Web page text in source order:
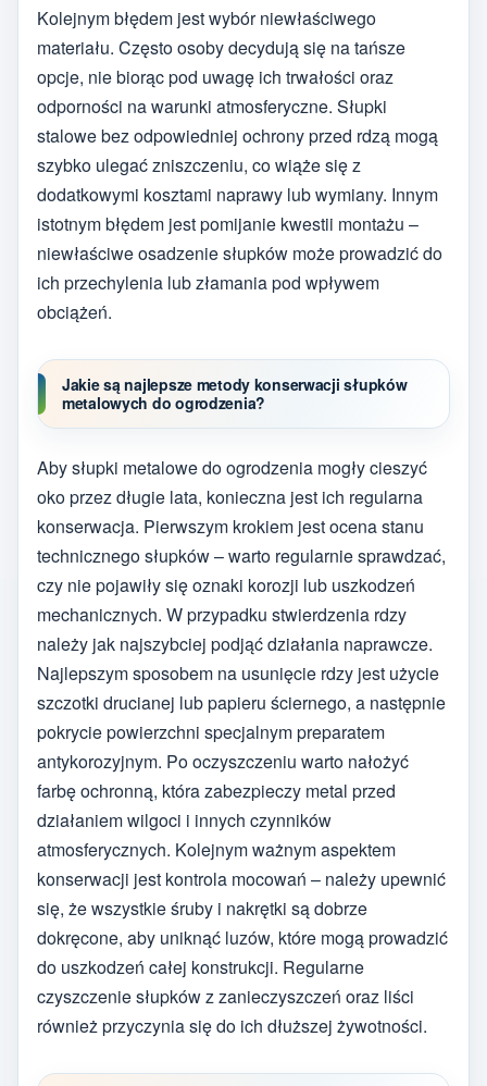
Kolejnym błędem jest wybór niewłaściwego
materiału. Często osoby decydują się na tańsze
opcje, nie biorąc pod uwagę ich trwałości oraz
odporności na warunki atmosferyczne. Słupki
stalowe bez odpowiedniej ochrony przed rdzą mogą
szybko ulegać zniszczeniu, co wiąże się z
dodatkowymi kosztami naprawy lub wymiany. Innym
istotnym błędem jest pomijanie kwestii montażu –
niewłaściwe osadzenie słupków może prowadzić do
ich przechylenia lub złamania pod wpływem
obciążeń.
Jakie są najlepsze metody konserwacji słupków
metalowych do ogrodzenia?
Aby słupki metalowe do ogrodzenia mogły cieszyć
oko przez długie lata, konieczna jest ich regularna
konserwacja. Pierwszym krokiem jest ocena stanu
technicznego słupków – warto regularnie sprawdzać,
czy nie pojawiły się oznaki korozji lub uszkodzeń
mechanicznych. W przypadku stwierdzenia rdzy
należy jak najszybciej podjąć działania naprawcze.
Najlepszym sposobem na usunięcie rdzy jest użycie
szczotki drucianej lub papieru ściernego, a następnie
pokrycie powierzchni specjalnym preparatem
antykorozyjnym. Po oczyszczeniu warto nałożyć
farbę ochronną, która zabezpieczy metal przed
działaniem wilgoci i innych czynników
atmosferycznych. Kolejnym ważnym aspektem
konserwacji jest kontrola mocowań – należy upewnić
się, że wszystkie śruby i nakrętki są dobrze
dokręcone, aby uniknąć luzów, które mogą prowadzić
do uszkodzeń całej konstrukcji. Regularne
czyszczenie słupków z zanieczyszczeń oraz liści
również przyczynia się do ich dłuższej żywotności.